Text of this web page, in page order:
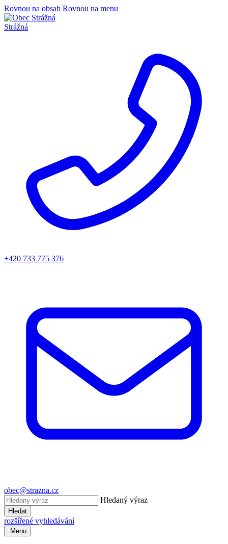
Rovnou na obsah Rovnou na menu
Strážná
+420 733 775 376
obec@strazna.cz
Hledaný výraz
Hledat
rozšířené vyhledávání
Menu